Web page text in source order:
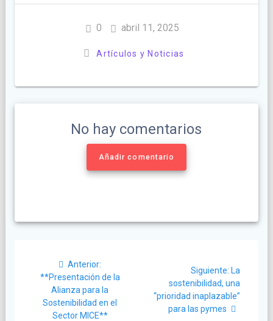
0 abril 11, 2025
Artículos y Noticias
No hay comentarios
Añadir comentario
entradas
Anterior:
anterior:
**Presentación de la
Alianza para la
Sostenibilidad en el
Sector MICE**
Siguiente: Siguiente
post:
La
sostenibilidad, una
“prioridad inaplazable”
para las pymes